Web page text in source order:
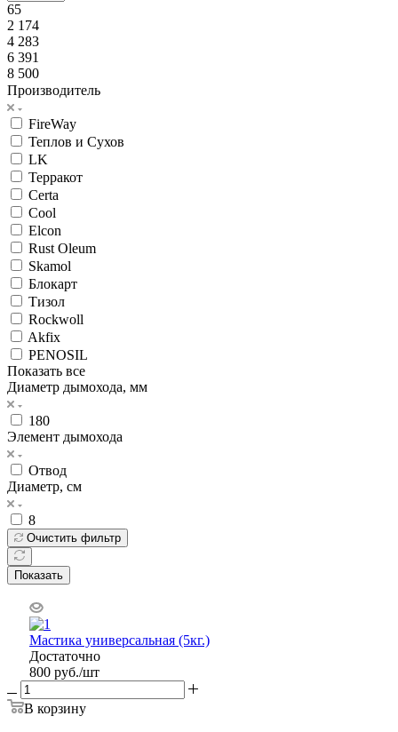
65
2 174
4 283
6 391
8 500
Производитель
FireWay
Теплов и Сухов
LK
Терракот
Certa
Cool
Elcon
Rust Oleum
Skamol
Блокарт
Тизол
Rockwoll
Akfix
PENOSIL
Показать все
Диаметр дымохода, мм
180
Элемент дымохода
Отвод
Диаметр, см
8
Очистить фильтр
Показать
Мастика универсальная (5кг.)
Достаточно
800 руб./шт
В корзину